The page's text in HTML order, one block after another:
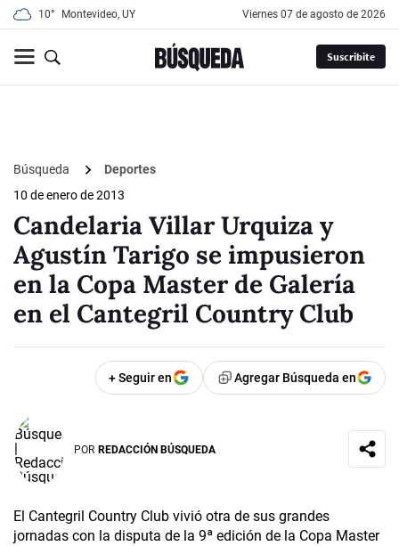
10° Montevideo, UY viernes 07 de agosto de 2026
Suscribite
Búsqueda
Deportes
10 de enero de 2013
Candelaria Villar Urquiza y
Agustín Tarigo se impusieron
en la Copa Master de Galería
en el Cantegril Country Club
+ Seguir en Agregar Búsqueda en
POR REDACCIÓN BÚSQUEDA
El Cantegril Country Club vivió otra de sus grandes
jornadas con la disputa de la 9ª edición de la Copa Master